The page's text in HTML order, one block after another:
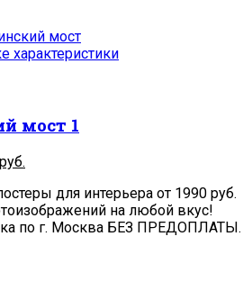
мост 1
руб.
для интерьера от 1990 руб.
на любой вкус!
по г. Москва БЕЗ ПРЕДОПЛАТЫ.